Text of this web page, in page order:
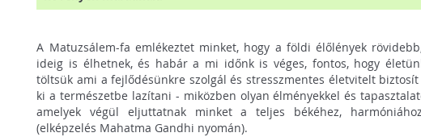
A Matuzsálem-fa emlékeztet minket, hogy a földi élőlények
ideig is élhetnek, és habár a mi időnk is véges, fontos, hogy
töltsük ami a fejlődésünkre szolgál és stresszmentes életvitelt
ki a természetbe lazítani - miközben olyan élményekkel és
amelyek végül eljuttatnak minket a teljes békéhez,
(elképzelés Mahatma Gandhi nyomán).